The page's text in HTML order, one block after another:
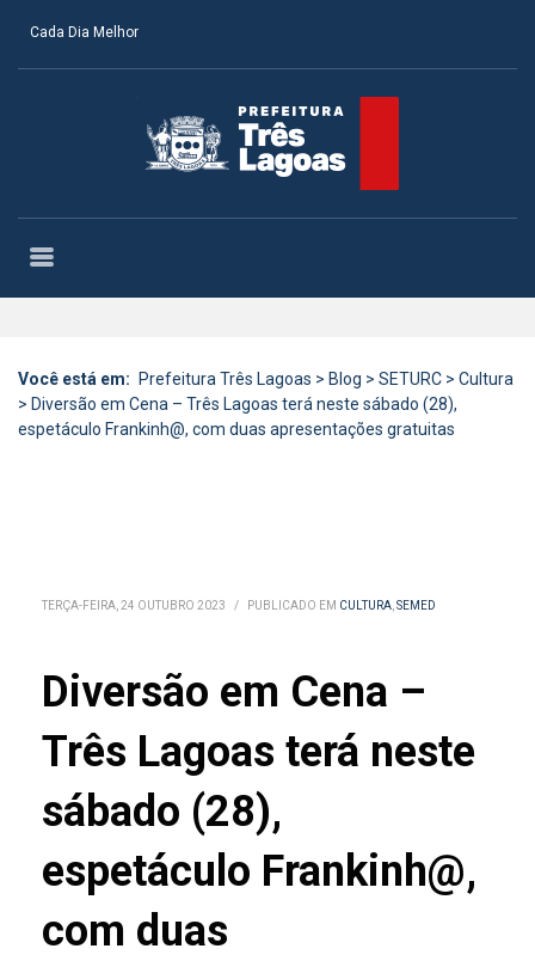
Cada Dia Melhor
Você está em: Prefeitura Três Lagoas > Blog > SETURC > Cultura
> Diversão em Cena – Três Lagoas terá neste sábado (28),
espetáculo Frankinh@, com duas apresentações gratuitas
TERÇA-FEIRA, 24 OUTUBRO 2023 / PUBLICADO EM CULTURA,SEMED
Diversão em Cena –
Três Lagoas terá neste
sábado (28),
espetáculo Frankinh@,
com duas